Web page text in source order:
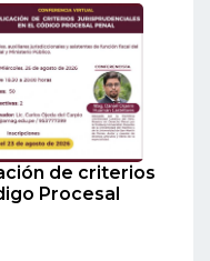
de criterios
Procesal